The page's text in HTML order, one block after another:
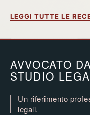
LEGGI TUTTE LE
AVVOCATO
STUDIO
Un riferimento
legali.